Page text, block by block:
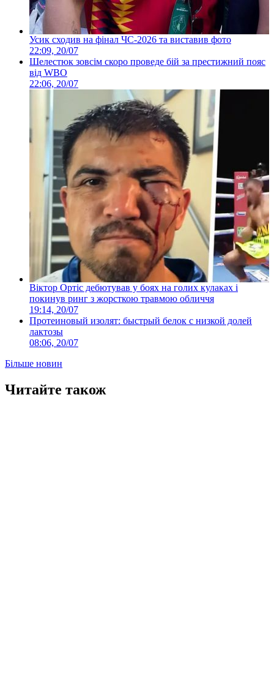
Усик сходив на фінал ЧС-2026 та виставив фото
22:09, 20/07
Шелестюк зовсім скоро проведе бій за престижний пояс
від WBO
22:06, 20/07
Віктор Ортіс дебютував у боях на голих кулаках і
покинув ринг з жорсткою травмою обличчя
19:14, 20/07
Протеиновый изолят: быстрый белок с низкой долей
лактозы
08:06, 20/07
Більше новин
Читайте також